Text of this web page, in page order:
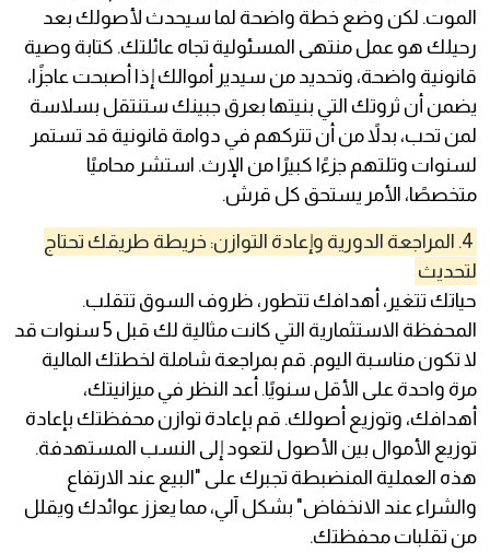
الموت. لكن وضع خطة واضحة لما سيحدث لأصولك بعد
رحيلك هو عمل منتهى المسئولية تجاه عائلتك. كتابة وصية
قانونية واضحة، وتحديد من سيدير أموالك إذا أصبحت عاجزًا،
يضمن أن ثروتك التي بنيتها بعرق جبينك ستنتقل بسلاسة
لمن تحب، بدلاً من أن تتركهم في دوامة قانونية قد تستمر
لسنوات وتلتهم جزءًا كبيرًا من الإرث. استشر محاميًا
متخصصًا، الأمر يستحق كل قرش.
4. المراجعة الدورية وإعادة التوازن: خريطة طريقك تحتاج
لتحديث
حياتك تتغير، أهدافك تتطور، ظروف السوق تتقلب.
المحفظة الاستثمارية التي كانت مثالية لك قبل 5 سنوات قد
لا تكون مناسبة اليوم. قم بمراجعة شاملة لخطتك المالية
مرة واحدة على الأقل سنويًا. أعد النظر في ميزانيتك،
أهدافك، وتوزيع أصولك. قم بإعادة توازن محفظتك بإعادة
توزيع الأموال بين الأصول لتعود إلى النسب المستهدفة.
هذه العملية المنضبطة تجبرك على "البيع عند الارتفاع
والشراء عند الانخفاض" بشكل آلي، مما يعزز عوائدك ويقلل
من تقلبات محفظتك.